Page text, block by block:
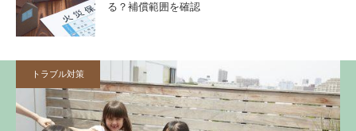
る？補償範囲を確認
トラブル対策